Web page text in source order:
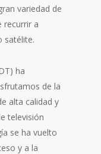
variedad de
recurrir a
satélite.
ha
de la
alta calidad y
televisión
se ha vuelto
y a la